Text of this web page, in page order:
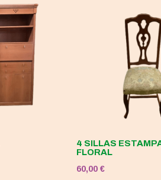
4 SILLAS
FLORAL
60,00€